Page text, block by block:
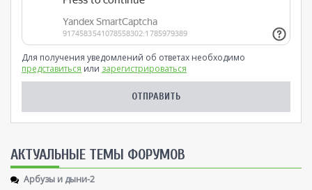
Для получения уведомлений об ответах необходимо
представиться или зарегистрироваться
AКТУАЛЬНЫЕ ТЕМЫ ФОРУМОВ
Арбузы и дыни-2